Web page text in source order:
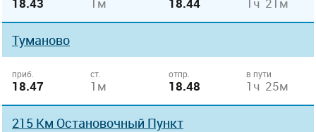
Туманово
приб.
18.47
ст.
1м
отпр.
18.48
в пути
1ч 25м
215 Км Остановочный Пункт